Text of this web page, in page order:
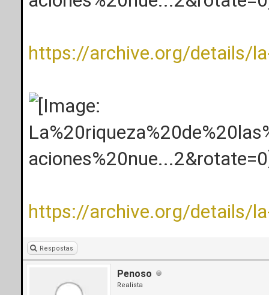
https://archive.org/details/
https://archive.org/details/
Respostas
Penoso
Realista